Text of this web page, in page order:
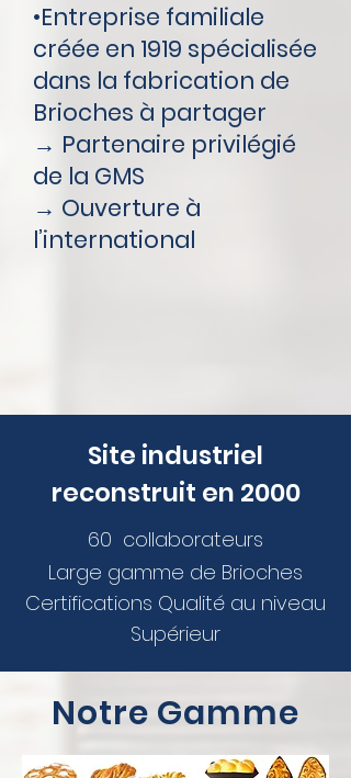
•Entreprise familiale
créée en 1919 spécialisée
dans la fabrication de
Brioches à partager
→ Partenaire privilégié
de la GMS
→ Ouverture à
l’international
Site industriel
reconstruit en 2000
60 collaborateurs
Large gamme de Brioches
Certifications Qualité au niveau
Supérieur
Notre Gamme